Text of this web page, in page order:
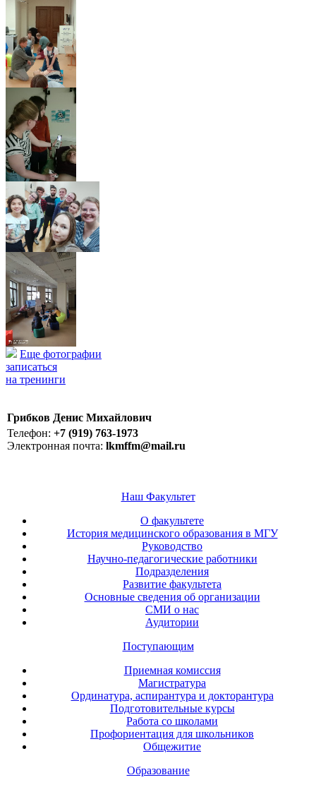
Еще фотографии
записаться
на тренинги
Грибков Денис Михайлович
Телефон: +7 (919) 763-1973
Электронная почта: lkmffm@mail.ru
Наш Факультет
О факультете
История медицинского образования в МГУ
Руководство
Научно-педагогические работники
Подразделения
Развитие факультета
Основные сведения об организации
СМИ о нас
Аудитории
Поступающим
Приемная комиссия
Магистратура
Ординатура, аспирантура и докторантура
Подготовительные курсы
Работа со школами
Профориентация для школьников
Общежитие
Образование